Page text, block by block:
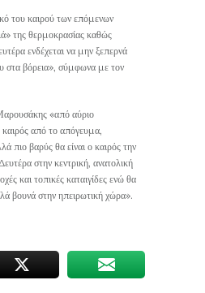
του καιρού των επόμενων
της θερμοκρασίας καθώς
ενδέχεται να μην ξεπερνά
στα βόρεια», σύμφωνα με τον
«από αύριο
από το απόγευμα,
πιο βαρύς θα είναι ο καιρός την
στην κεντρική, ανατολική
και τοπικές καταιγίδες ενώ θα
βουνά στην ηπειρωτική χώρα».